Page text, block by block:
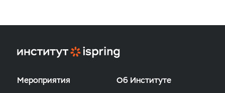
Мероприятия Об Институте